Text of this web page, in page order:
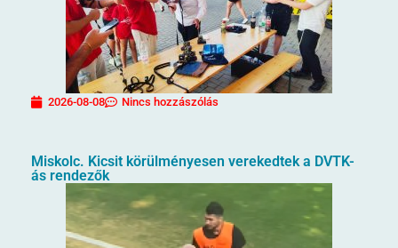
2026-08-08 Nincs hozzászólás
Miskolc. Kicsit körülményesen verekedtek a DVTK-
ás rendezők